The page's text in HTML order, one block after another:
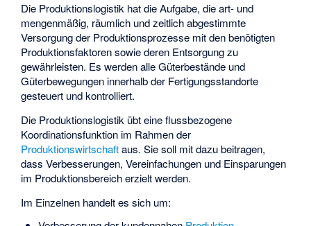
Die Produktionslogistik hat die Aufgabe, die art- und
mengenmäßig, räumlich und zeitlich abgestimmte
Versorgung der Produktionsprozesse mit den benötigten
Produktionsfaktoren sowie deren Entsorgung zu
gewährleisten. Es werden alle Güterbestände und
Güterbewegungen innerhalb der Fertigungsstandorte
gesteuert und kontrolliert.
Die Produktionslogistik übt eine flussbezogene
Koordinationsfunktion im Rahmen der
Produktionswirtschaftaus. Sie soll mit dazu beitragen,
dass Verbesserungen, Vereinfachungen und Einsparungen
im Produktionsbereich erzielt werden.
Im Einzelnen handelt es sich um: